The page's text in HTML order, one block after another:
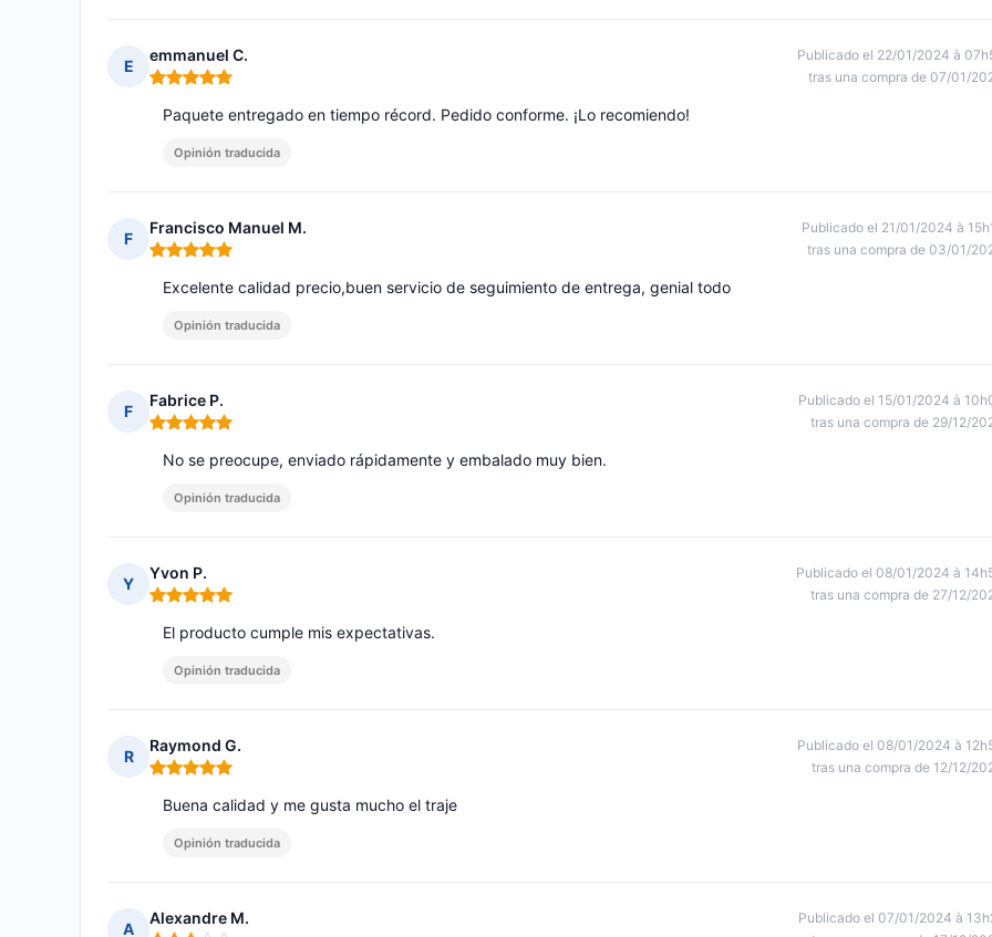
E
emmanuel C.
Nota: 5 de 5
Publicado el 22/01/2024 à
tras una compra de 07/01/
Paquete entregado en tiempo récord. Pedido conforme. ¡Lo recomiendo!
Opinión traducida
F
Francisco Manuel M.
Nota: 5 de 5
Publicado el 21/01/2024 à
tras una compra de 03/01/
Excelente calidad precio,buen servicio de seguimiento de entrega, genial todo
Opinión traducida
F
Fabrice P.
Nota: 5 de 5
Publicado el 15/01/2024 à
tras una compra de 29/12/
No se preocupe, enviado rápidamente y embalado muy bien.
Opinión traducida
Y
Yvon P.
Nota: 5 de 5
Publicado el 08/01/2024 à
tras una compra de 27/12/
El producto cumple mis expectativas.
Opinión traducida
R
Raymond G.
Nota: 5 de 5
Publicado el 08/01/2024 à
tras una compra de 12/12/
Buena calidad y me gusta mucho el traje
Opinión traducida
A
Alexandre M.
Publicado el 07/01/2024 à